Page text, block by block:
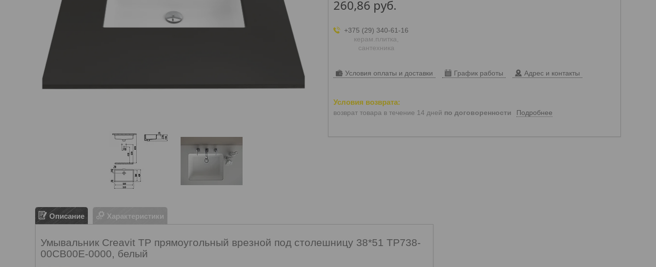
260,86 руб.
+375 (29) 340-61-16
керам.плитка,
сантехника
Условия оплаты и доставки График работы Адрес и контакты
возврат товара в течение 14 дней по договоренности Подробнее
Описание Характеристики
Умывальник Creavit TP прямоугольный врезной под столешницу 38*51 TP738-
00CB00E-0000, белый